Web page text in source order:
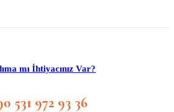
mı İhtiyacınız Var?
531 972 93 36